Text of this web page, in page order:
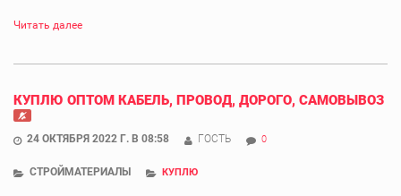
Читать далее
КУПЛЮ ОПТОМ КАБЕЛЬ, ПРОВОД, ДОРОГО, САМОВЫВОЗ
24 ОКТЯБРЯ 2022 Г. В 08:58 ГОСТЬ 0
СТРОЙМАТЕРИАЛЫ КУПЛЮ